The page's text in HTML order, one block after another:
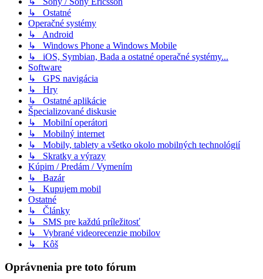
↳ Ostatné
Operačné systémy
↳ Android
↳ Windows Phone a Windows Mobile
↳ iOS, Symbian, Bada a ostatné operačné systémy...
Software
↳ GPS navigácia
↳ Hry
↳ Ostatné aplikácie
Špecializované diskusie
↳ Mobilní operátori
↳ Mobilný internet
↳ Mobily, tablety a všetko okolo mobilných technológií
↳ Skratky a výrazy
Kúpim / Predám / Vymením
↳ Bazár
↳ Kupujem mobil
Ostatné
↳ Články
↳ SMS pre každú príležitosť
↳ Vybrané videorecenzie mobilov
↳ Kôš
Oprávnenia pre toto fórum